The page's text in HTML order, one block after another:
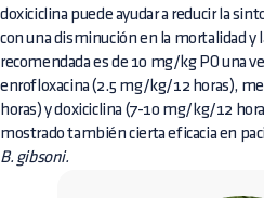
doxiciclina puede ayudar a reducir la
con una disminución en la mortalidad y
recomendada es de 10 mg/kg PO una
enrofloxacina (2.5 mg/kg/12 horas),
horas) y doxiciclina (7-10 mg/kg/12
mostrado también cierta eficacia en
B. gibsoni.